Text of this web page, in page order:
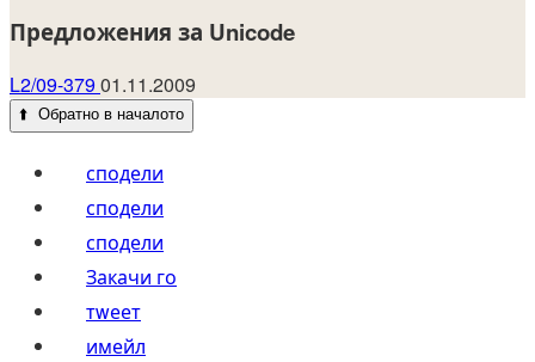
Предложения за Unicode
L2/09-37901.11.2009
⬆️ Обратно в началото
сподели
сподели
сподели
Закачи го
тwеет
имейл